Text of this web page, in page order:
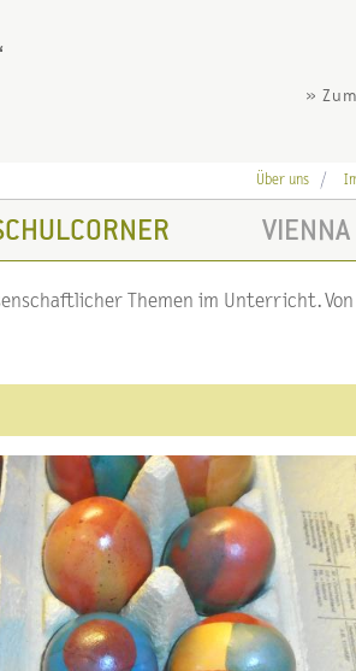
»
Über uns
Themen im Unterricht. Von